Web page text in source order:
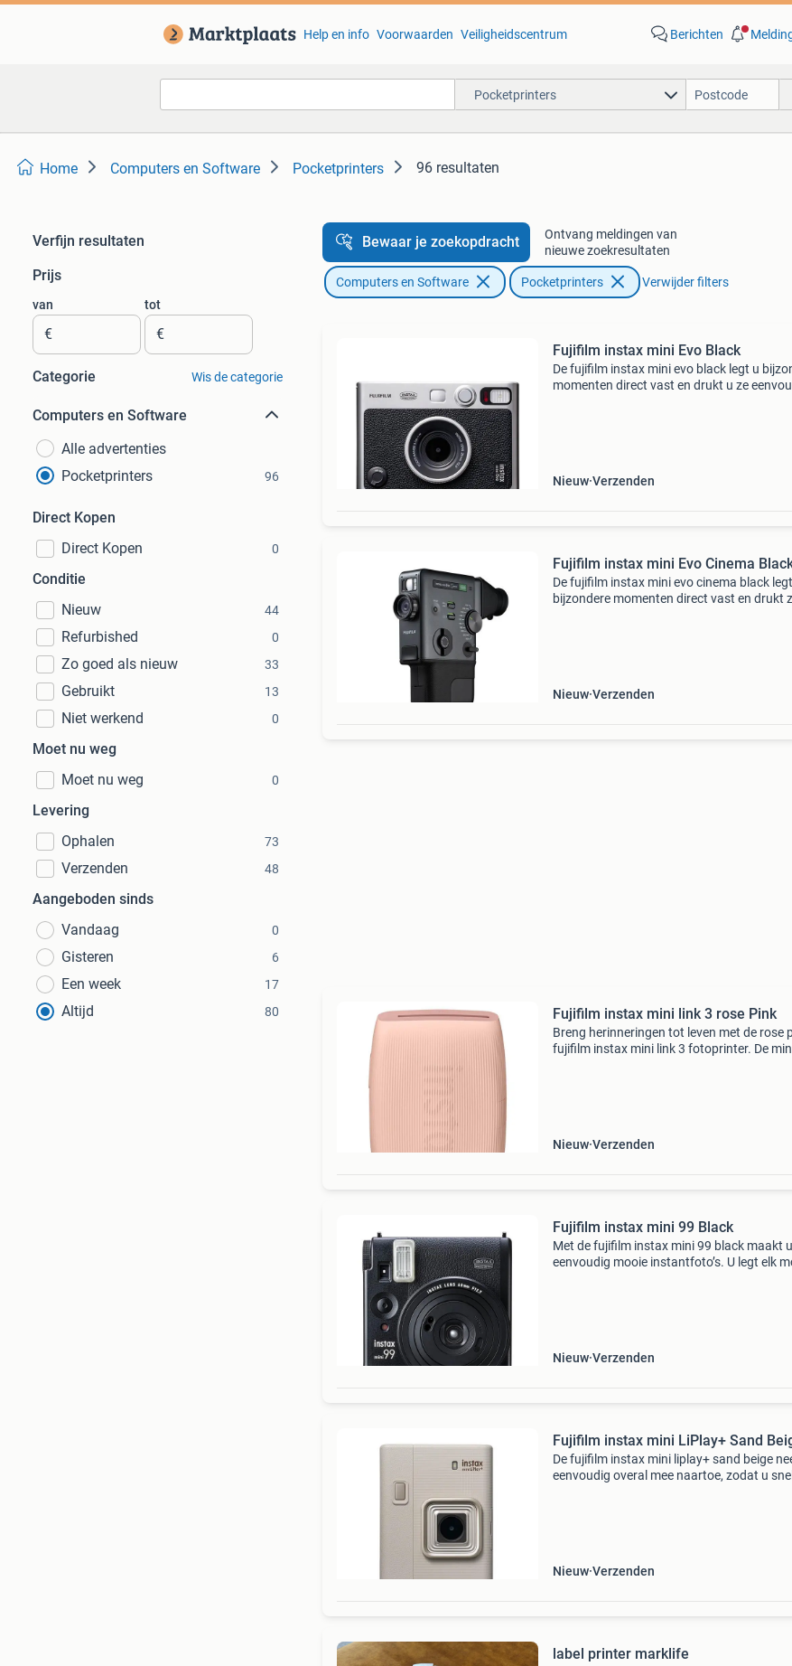
Help en info Voorwaarden Veiligheidscentrum Berichten
Pocketprinters
Home Computers en Software Pocketprinters 96 resultaten
Verfijn resultaten
Prijs
van
€
tot
€
Categorie Wis de categorie
Computers en Software
Alle advertenties
Pocketprinters
96
Direct Kopen
Direct Kopen
0
Conditie
Nieuw
44
Refurbished 0
Zo goed als nieuw 33
Gebruikt 13
Niet werkend 0
Moet nu weg
Moet nu weg
0
Levering
Ophalen
73
Verzenden 48
Aangeboden sinds
Vandaag
0
Gisteren 6
Een week 17
Altijd 80
Bewaar je zoekopdracht
Ontvang meldingen van
nieuwe zoekresultaten
Computers en Software Pocketprinters Verwijder filters
Fujifilm instax mini Evo Black
De fujifilm instax mini evo black legt u
momenten direct vast en drukt u ze
Nieuw Verzenden
Fujifilm instax mini Evo Cinema
De fujifilm instax mini evo cinema black legt
bijzondere momenten direct vast en drukt
Nieuw Verzenden
Fujifilm instax mini link 3 rose Pink
Breng herinneringen tot leven met de rose
fujifilm instax mini link 3 fotoprinter. De
Nieuw Verzenden
Fujifilm instax mini 99 Black
Met de fujifilm instax mini 99 black maakt
eenvoudig mooie instantfoto’s. U legt elk
Nieuw Verzenden
Fujifilm instax mini LiPlay+ Sand
De fujifilm instax mini liplay+ sand beige
eenvoudig overal mee naartoe, zodat u
Nieuw Verzenden
label printer marklife